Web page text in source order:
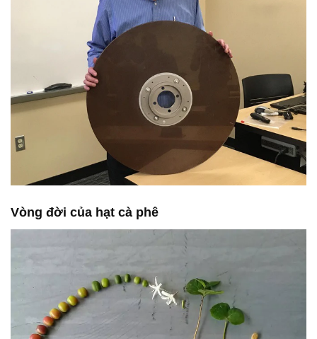
Vòng đời của hạt cà phê